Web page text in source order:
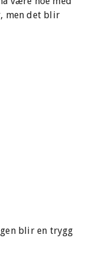
men det blir
blir en trygg